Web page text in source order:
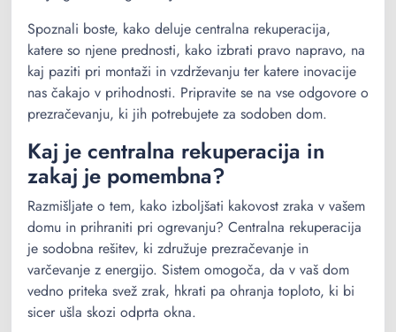
Spoznali boste, kako deluje centralna rekuperacija,
katere so njene prednosti, kako izbrati pravo napravo, na
kaj paziti pri montaži in vzdrževanju ter katere inovacije
nas čakajo v prihodnosti. Pripravite se na vse odgovore o
prezračevanju, ki jih potrebujete za sodoben dom.
Kaj je centralna rekuperacija in
zakaj je pomembna?
Razmišljate o tem, kako izboljšati kakovost zraka v vašem
domu in prihraniti pri ogrevanju? Centralna rekuperacija
je sodobna rešitev, ki združuje prezračevanje in
varčevanje z energijo. Sistem omogoča, da v vaš dom
vedno priteka svež zrak, hkrati pa ohranja toploto, ki bi
sicer ušla skozi odprta okna.